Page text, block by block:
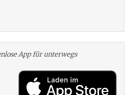
App für unterwegs